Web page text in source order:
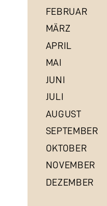
FEBRUAR
MÄRZ
APRIL
MAI
JUNI
JULI
AUGUST
SEPTEMBER
OKTOBER
NOVEMBER
DEZEMBER